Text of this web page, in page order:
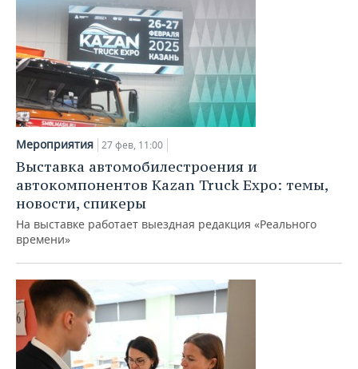
Мероприятия 27 фев, 11:00
Выставка автомобилестроения и
автокомпонентов Kazan Truck Expo: темы,
новости, спикеры
На выставке работает выездная редакция «Реального
времени»